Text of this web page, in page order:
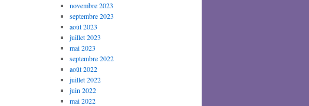
novembre 2023
septembre 2023
août 2023
juillet 2023
mai 2023
septembre 2022
août 2022
juillet 2022
juin 2022
mai 2022